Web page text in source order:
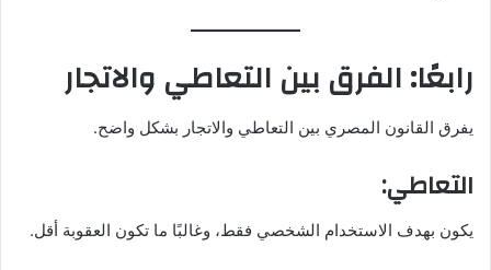
رابعًا: الفرق بين التعاطي والاتجار
يفرق القانون المصري بين التعاطي والاتجار بشكل واضح.
التعاطي:
يكون بهدف الاستخدام الشخصي فقط، وغالبًا ما تكون العقوبة أقل.